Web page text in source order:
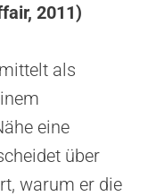
2011)
als
eine
über
warum er die